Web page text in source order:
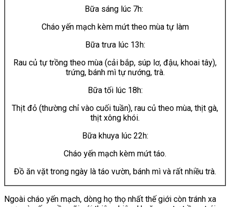
Bữa sáng lúc 7h:
Cháo yến mạch kèm mứt theo mùa tự làm
Bữa trưa lúc 13h:
Rau củ tự trồng theo mùa (cải bắp, súp lơ, đậu, khoai tây),
trứng, bánh mì tự nướng, trà.
Bữa tối lúc 18h:
Thịt đỏ (thường chỉ vào cuối tuần), rau củ theo mùa, thịt gà,
thịt xông khói.
Bữa khuya lúc 22h:
Cháo yến mạch kèm mứt táo.
Đồ ăn vặt trong ngày là táo vườn, bánh mì và rất nhiều trà.
Ngoài cháo yến mạch, dòng họ thọ nhất thế giới còn tránh xa